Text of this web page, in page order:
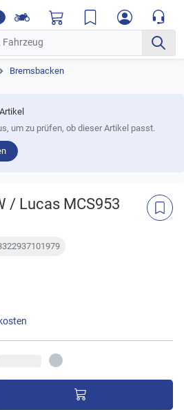
Bremsbacken
um zu prüfen, ob dieser Artikel passt.
/ Lucas MCS953